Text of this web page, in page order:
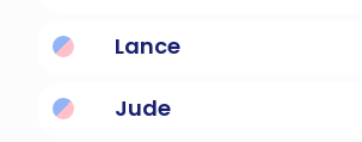
Lance
Jude